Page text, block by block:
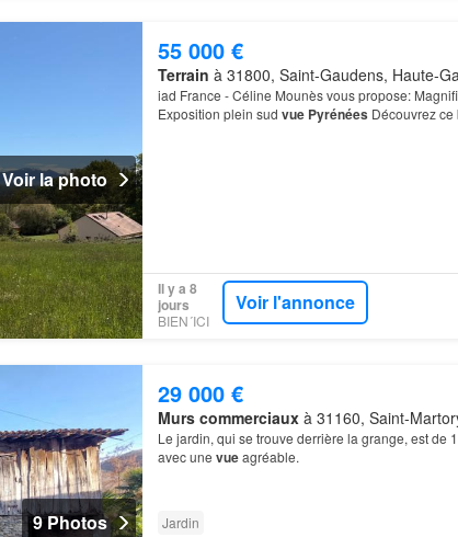
Voir la photo
55 000 €
Terrain à 31800, Saint-Gaudens, Haute-
iad France - Céline Mounès vous propose:
Exposition plein sud vue Pyrénées Découvrez
Il y a 8
jours
BIEN´ICI
Voir l'annonce
9 Photos
29 000 €
Murs commerciauxà 31160, Saint-
Le jardin, qui se trouve derrière la grange, est de
avec une vueagréable.
Jardin